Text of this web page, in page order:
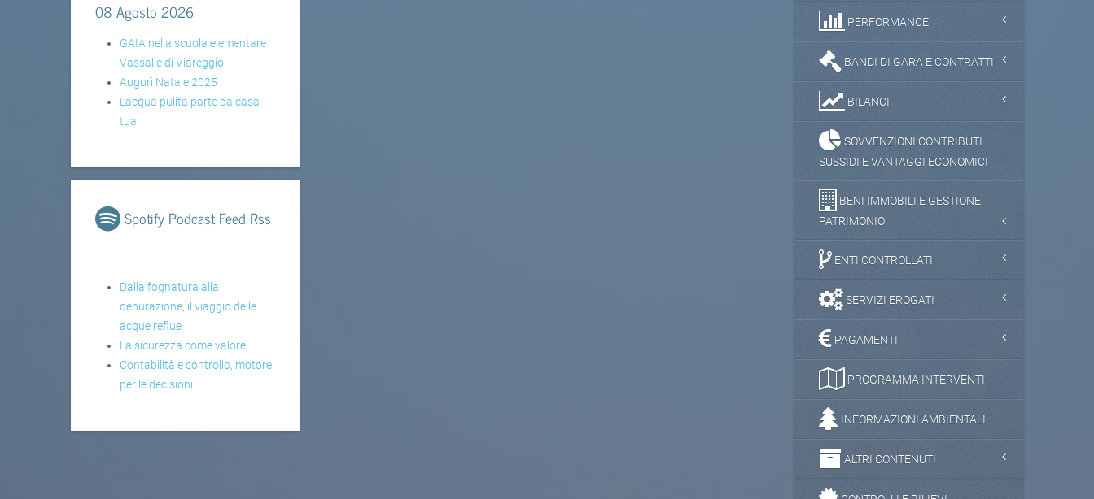
08 Agosto 2026
GAIA nella scuola elementare
Vassalle di Viareggio
Auguri Natale 2025
L'acqua pulita parte da casa
tua
Spotify Podcast Feed Rss
Dalla fognatura alla
depurazione, il viaggio delle
acque reflue
La sicurezza come valore
Contabilità e controllo, motore
per le decisioni
PERFORMANCE
BANDI DI GARA E CONTRATTI
BILANCI
SOVVENZIONI CONTRIBUTI
SUSSIDI E VANTAGGI ECONOMICI
BENI IMMOBILI E GESTIONE
PATRIMONIO
ENTI CONTROLLATI
SERVIZI EROGATI
PAGAMENTI
PROGRAMMA INTERVENTI
INFORMAZIONI AMBIENTALI
ALTRI CONTENUTI